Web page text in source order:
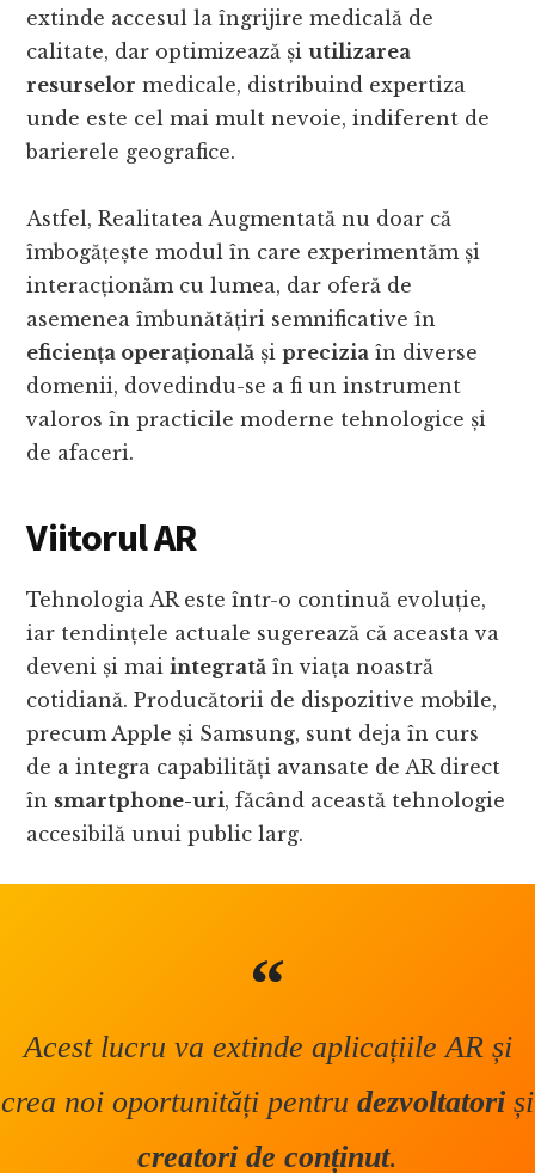
extinde accesul la îngrijire medicală de
calitate, dar optimizează șiutilizarea
resurselor medicale, distribuind expertiza
unde este cel mai mult nevoie, indiferent de
barierele geografice.
Astfel, Realitatea Augmentată nu doar că
îmbogățește modul în care experimentăm și
interacționăm cu lumea, dar oferă de
asemenea îmbunătățiri semnificative în
eficiența operațională șiprecizia în diverse
domenii, dovedindu-se a fi un instrument
valoros în practicile moderne tehnologice și
de afaceri.
Viitorul AR
Tehnologia AR este într-o continuă evoluție,
iar tendințele actuale sugerează că aceasta va
deveni și maiintegrată în viața noastră
cotidiană. Producătorii de dispozitive mobile,
precum Apple și Samsung, sunt deja în curs
de a integra capabilități avansate de AR direct
în smartphone-uri, făcând această tehnologie
accesibilă unui public larg.
Acest lucru va extinde aplicațiile AR și
crea noi oportunități pentru dezvoltatori și
creatori de conținut.